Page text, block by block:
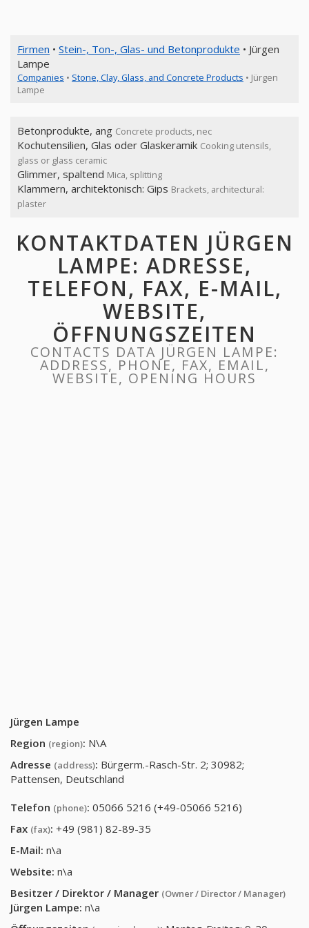
Firmen • Stein-, Ton-, Glas- und Betonprodukte • Jürgen
Lampe
Companies • Stone, Clay, Glass, and Concrete Products • Jürgen
Lampe
Betonprodukte, ang Concrete products, nec
Kochutensilien, Glas oder Glaskeramik Cooking utensils,
glass or glass ceramic
Glimmer, spaltend Mica, splitting
Klammern, architektonisch: Gips Brackets, architectural:
plaster
KONTAKTDATEN JÜRGEN
LAMPE: ADRESSE,
TELEFON, FAX, E-MAIL,
WEBSITE,
ÖFFNUNGSZEITEN
CONTACTS DATA JÜRGEN LAMPE:
ADDRESS, PHONE, FAX, EMAIL,
WEBSITE, OPENING HOURS
Jürgen Lampe
Region (region): N\A
Adresse (address): Bürgerm.-Rasch-Str. 2; 30982;
Pattensen, Deutschland
Telefon (phone): 05066 5216 (+49-05066 5216)
Fax (fax): +49 (981) 82-89-35
E-Mail: n\a
Website: n\a
Besitzer / Direktor / Manager (Owner / Director / Manager)
Jürgen Lampe: n\a